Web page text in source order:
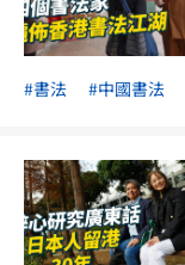
#書法 #中國書法